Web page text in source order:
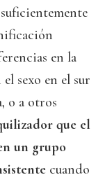
en la
sexo en el sur
o a otros
que el
un grupo
cuando